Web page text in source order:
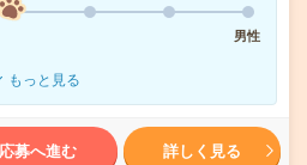
男性
もっと見る
応募へ進む 詳しく見る